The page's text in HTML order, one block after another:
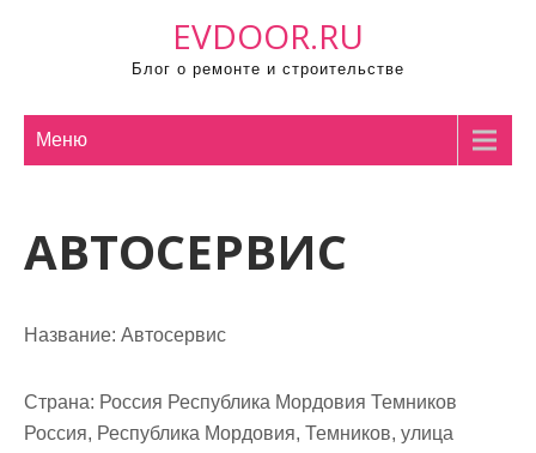
EVDOOR.RU
Блог о ремонте и строительстве
Меню
АВТОСЕРВИС
Название: Автосервис
Страна: Россия Республика Мордовия Темников
Россия, Республика Мордовия, Темников, улица